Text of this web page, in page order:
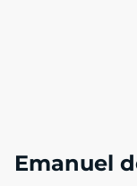
Emanuel